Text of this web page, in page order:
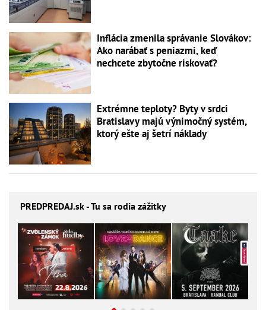
Inflácia zmenila správanie Slovákov:
Ako narábať s peniazmi, keď
nechcete zbytočne riskovať?
Extrémne teploty? Byty v srdci
Bratislavy majú výnimočný systém,
ktorý ešte aj šetrí náklady
PREDPREDAJ.sk - Tu sa rodia zážitky